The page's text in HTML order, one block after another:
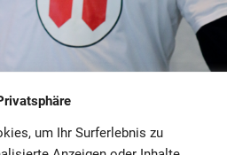
um Ihr Surferlebnis zu